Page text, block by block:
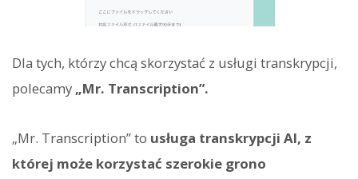
Dla tych, którzy chcą skorzystać z usługi transkrypcji,
polecamy „Mr. Transcription”.
„Mr. Transcription” to usługa transkrypcji AI, z
której może korzystać szerokie grono